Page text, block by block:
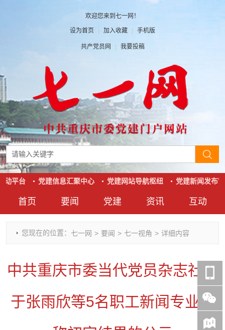
欢迎您来到七一网！
设为首页 | 加入收藏 | 手机版
共产党员网 | 我要投稿
首页 要闻
时政要闻
干部任免
七一视角
党建
党建动态
人才工作
作风建设
资讯
热点关注
党刊好文
党史参阅
互动
红岩评论
七一文学
七一号
动平台 党建信息汇聚中心 党建网站导航枢纽 党建新闻发布窗
您现在的位置： 七一网 > 要闻 > 七一视角 > 详细内容
中共重庆市委当代党员杂志社关
于张雨欣等5名职工新闻专业职